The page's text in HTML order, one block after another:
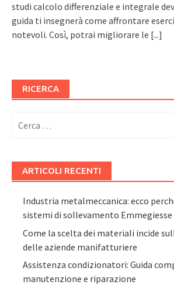
studi calcolo differenziale e integrale
guida ti insegnerà come affrontare
notevoli. Così, potrai migliorare le [...]
RICERCA
per:
ARTICOLI RECENTI
Industria metalmeccanica: ecco
sistemi di sollevamento Emmegiesse
Come la scelta dei materiali incide
delle aziende manifatturiere
Assistenza condizionatori: Guida
manutenzione e riparazione